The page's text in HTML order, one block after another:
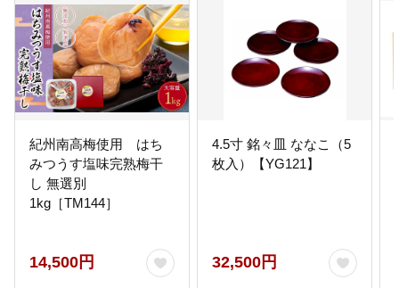
紀州南高梅使用 はち
みつうす塩味完熟梅干
し 無選別
1kg［TM144］
14,500円
4.5寸 銘々皿 ななこ（5
枚入）【YG121】
32,500円